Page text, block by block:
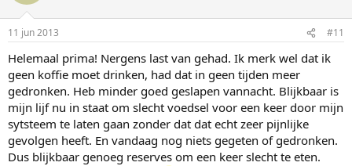
11 jun 2013 #11
Helemaal prima! Nergens last van gehad. Ik merk wel dat ik
geen koffie moet drinken, had dat in geen tijden meer
gedronken. Heb minder goed geslapen vannacht. Blijkbaar is
mijn lijf nu in staat om slecht voedsel voor een keer door mijn
sytsteem te laten gaan zonder dat dat echt zeer pijnlijke
gevolgen heeft. En vandaag nog niets gegeten of gedronken.
Dus blijkbaar genoeg reserves om een keer slecht te eten.